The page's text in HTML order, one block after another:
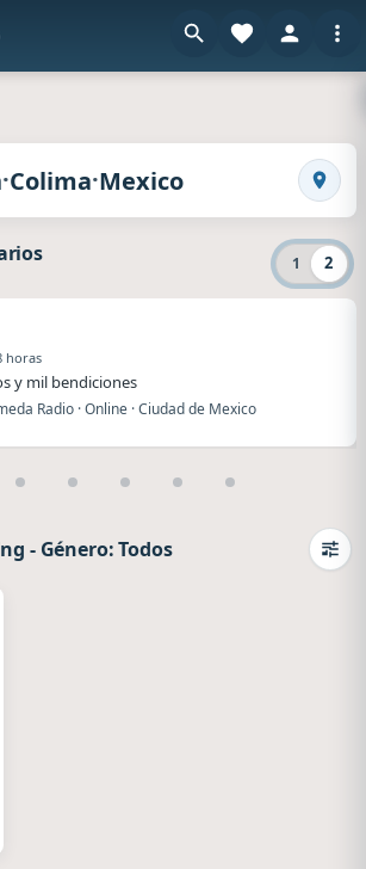
· Colima · Mexicoen
·Colima·Mexico
1 2
horas
y mil bendiciones
Radio · Online · Ciudad de Mexico
- Género: Todos